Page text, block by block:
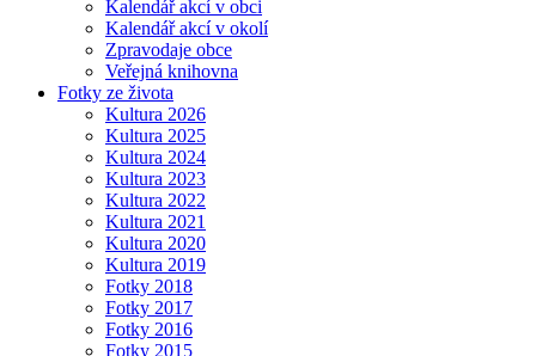
Kalendář akcí v obci
Kalendář akcí v okolí
Zpravodaje obce
Veřejná knihovna
Fotky ze života
Kultura 2026
Kultura 2025
Kultura 2024
Kultura 2023
Kultura 2022
Kultura 2021
Kultura 2020
Kultura 2019
Fotky 2018
Fotky 2017
Fotky 2016
Fotky 2015